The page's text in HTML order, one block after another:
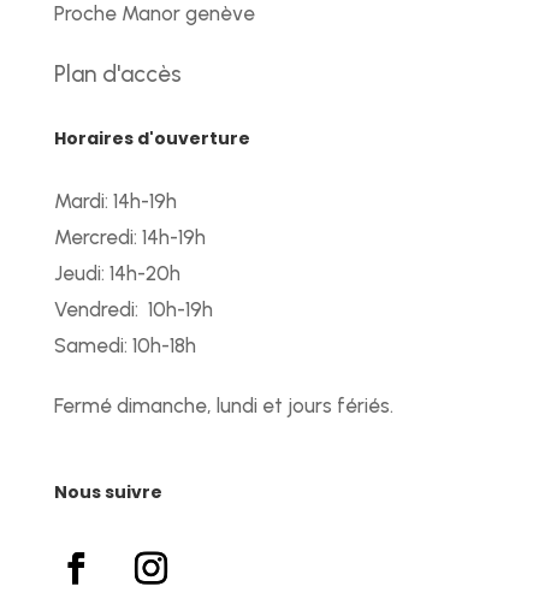
Proche Manor genève
Plan d'accès
Horaires d'ouverture
Mardi: 14h-19h
Mercredi: 14h-19h
Jeudi: 14h-20h
Vendredi: 10h-19h
Samedi: 10h-18h
Fermé dimanche, lundi et jours fériés.
Nous suivre